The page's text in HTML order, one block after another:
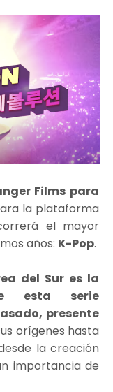
Films para
la plataforma
el mayor
años: K-Pop.
del Sur es la
esta serie
presente
orígenes hasta
la creación
importancia de